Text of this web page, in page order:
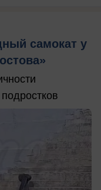
самокат у